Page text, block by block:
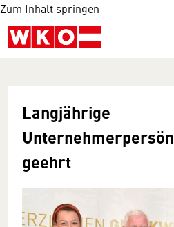
Zum Inhalt springen
Langjährige
geehrt